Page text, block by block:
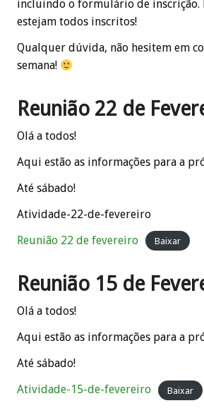
incluindo o formulário de inscrição.
estejam todos inscritos!
Qualquer dúvida, não hesitem em
semana!
Reunião 22 de
Olá a todos!
Aqui estão as informações para a
Até sábado!
Atividade-22-de-fevereiro
Reunião 22 de fevereiro
Baixar
Reunião 15 de
Olá a todos!
Aqui estão as informações para a
Até sábado!
Atividade-15-de-fevereiro
Baixar